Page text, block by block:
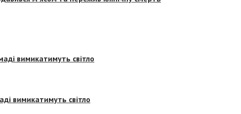
вимикатимуть світло
вимикатимуть світло